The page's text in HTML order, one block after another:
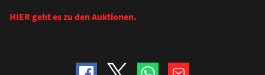
HIER geht es zu den Auktionen.